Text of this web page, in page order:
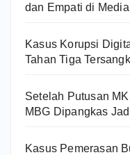
dan Empati di Media
Kasus Korupsi
Tahan Tiga
Setelah Putusan
MBG Dipangkas
Kasus Pemerasan